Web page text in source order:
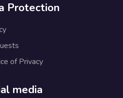
Protection
of Privacy
media